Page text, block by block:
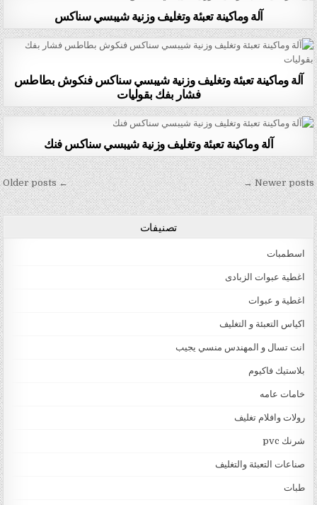
آلة وماكينة تعبئة وتغليف وزنية شيبسي سناكس
آلة وماكينة تعبئة وتغليف وزنية شيبسي سناكس فنكوش بطاطس
فشار بفك بقوليات
آلة وماكينة تعبئة وتغليف وزنية شيبسي سناكس فنك
تصفّح المقالات ← Older posts Newer posts →
تصنيفات
اسطمبات
اغطية عبوات الزبادى
اغطية و عبوات
اكياس التعبئة و التغليف
انت تسال و المهندس منسي يجيب
بلاستيك فاكيوم
خامات عامه
رولات وافلام تغليف
شرنك pvc
صناعات التعبئة والتغليف
طبات